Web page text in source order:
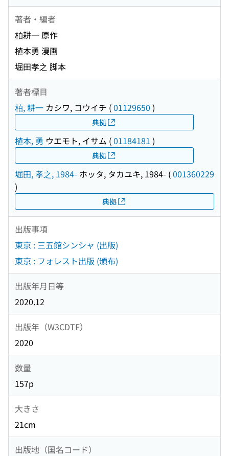
著者・編者
柏耕一 原作
植本勇 漫画
堀田孝之 脚本
著者標目
柏, 耕一 カシワ, コウイチ (01129650 )
典拠
植本, 勇 ウエモト, イサム (01184181 )
典拠
堀田, 孝之, 1984- ホッタ, タカユキ, 1984- (001360229
)
典拠
出版事項
東京 : 三五館シンシャ (出版)
東京 : フォレスト出版 (頒布)
出版年月日等
2020.12
出版年（W3CDTF）
2020
数量
157p
大きさ
21cm
出版地（国名コード）